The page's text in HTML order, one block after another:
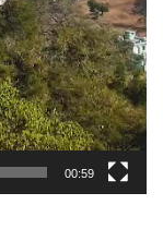
00:59